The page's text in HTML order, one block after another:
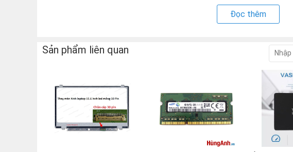
Bàn phím Laptop X542BA X542 X542B X542U X542UR
✅ Bàn phím Laptop X542BA X542 X542B X542U X542UR
Đọc thêm
Sản phẩm liên quan